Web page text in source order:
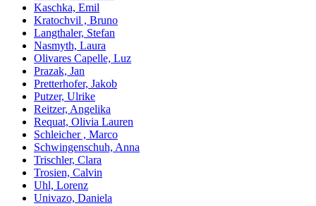
Kaschka, Emil
Kratochvil , Bruno
Langthaler, Stefan
Nasmyth, Laura
Olivares Capelle, Luz
Prazak, Jan
Pretterhofer, Jakob
Putzer, Ulrike
Reitzer, Angelika
Requat, Olivia Lauren
Schleicher , Marco
Schwingenschuh, Anna
Trischler, Clara
Trosien, Calvin
Uhl, Lorenz
Univazo, Daniela